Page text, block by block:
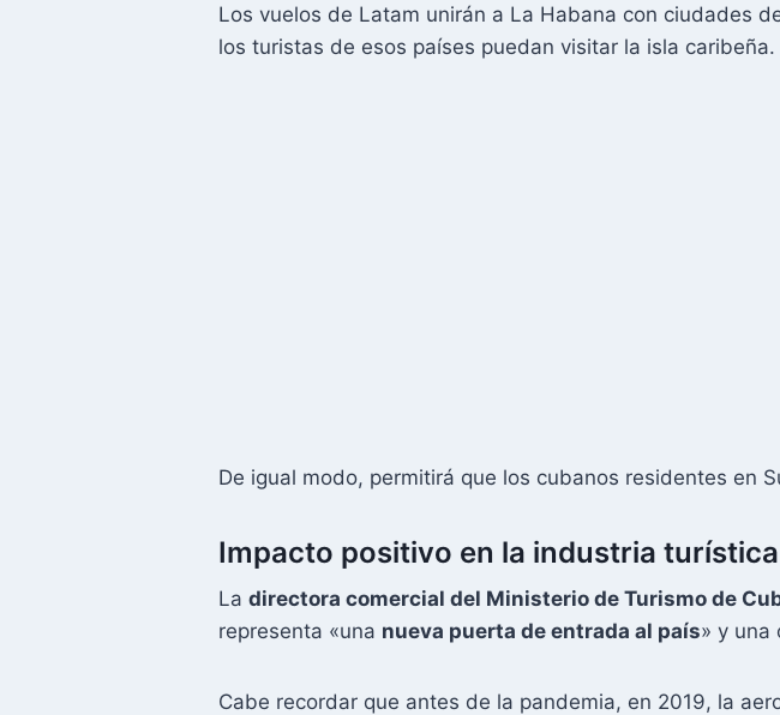
Los vuelos de Latam unirán a La Habana con ciudades
los turistas de esos países puedan visitar la isla caribeña.
De igual modo, permitirá que los cubanos residentes en
Impacto positivo en la industria
La directora comercial del Ministerio de Turismo de
representa «una nueva puerta de entrada al país» y una
Cabe recordar que antes de la pandemia, en 2019, la